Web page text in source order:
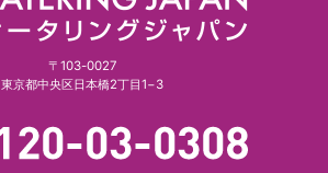
〒103-0027
東京都中央区日本橋2丁目1−3